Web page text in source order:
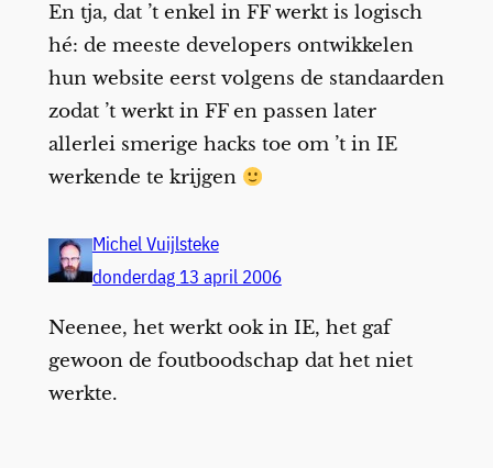
En tja, dat ’t enkel in FF werkt is logisch
hé: de meeste developers ontwikkelen
hun website eerst volgens de standaarden
zodat ’t werkt in FF en passen later
allerlei smerige hacks toe om ’t in IE
werkende te krijgen
Michel Vuijlsteke
donderdag 13 april 2006
Neenee, het werkt ook in IE, het gaf
gewoon de foutboodschap dat het niet
werkte.